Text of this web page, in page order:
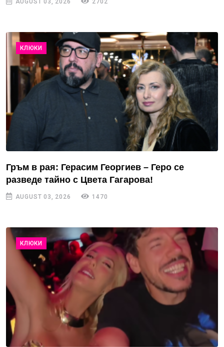
КЛЮКИ
Гръм в рая: Герасим Георгиев – Геро се
разведе тайно с Цвета Гагарова!
AUGUST 03, 2026 1470
КЛЮКИ